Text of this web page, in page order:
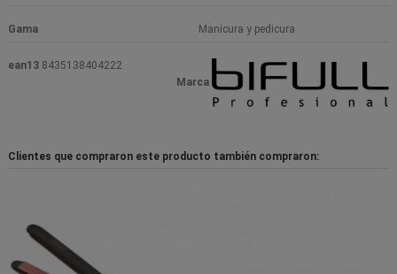
Gama Manicura y pedicura
Marca
ean13 8435138404222
Clientes que compraron este producto también compraron: